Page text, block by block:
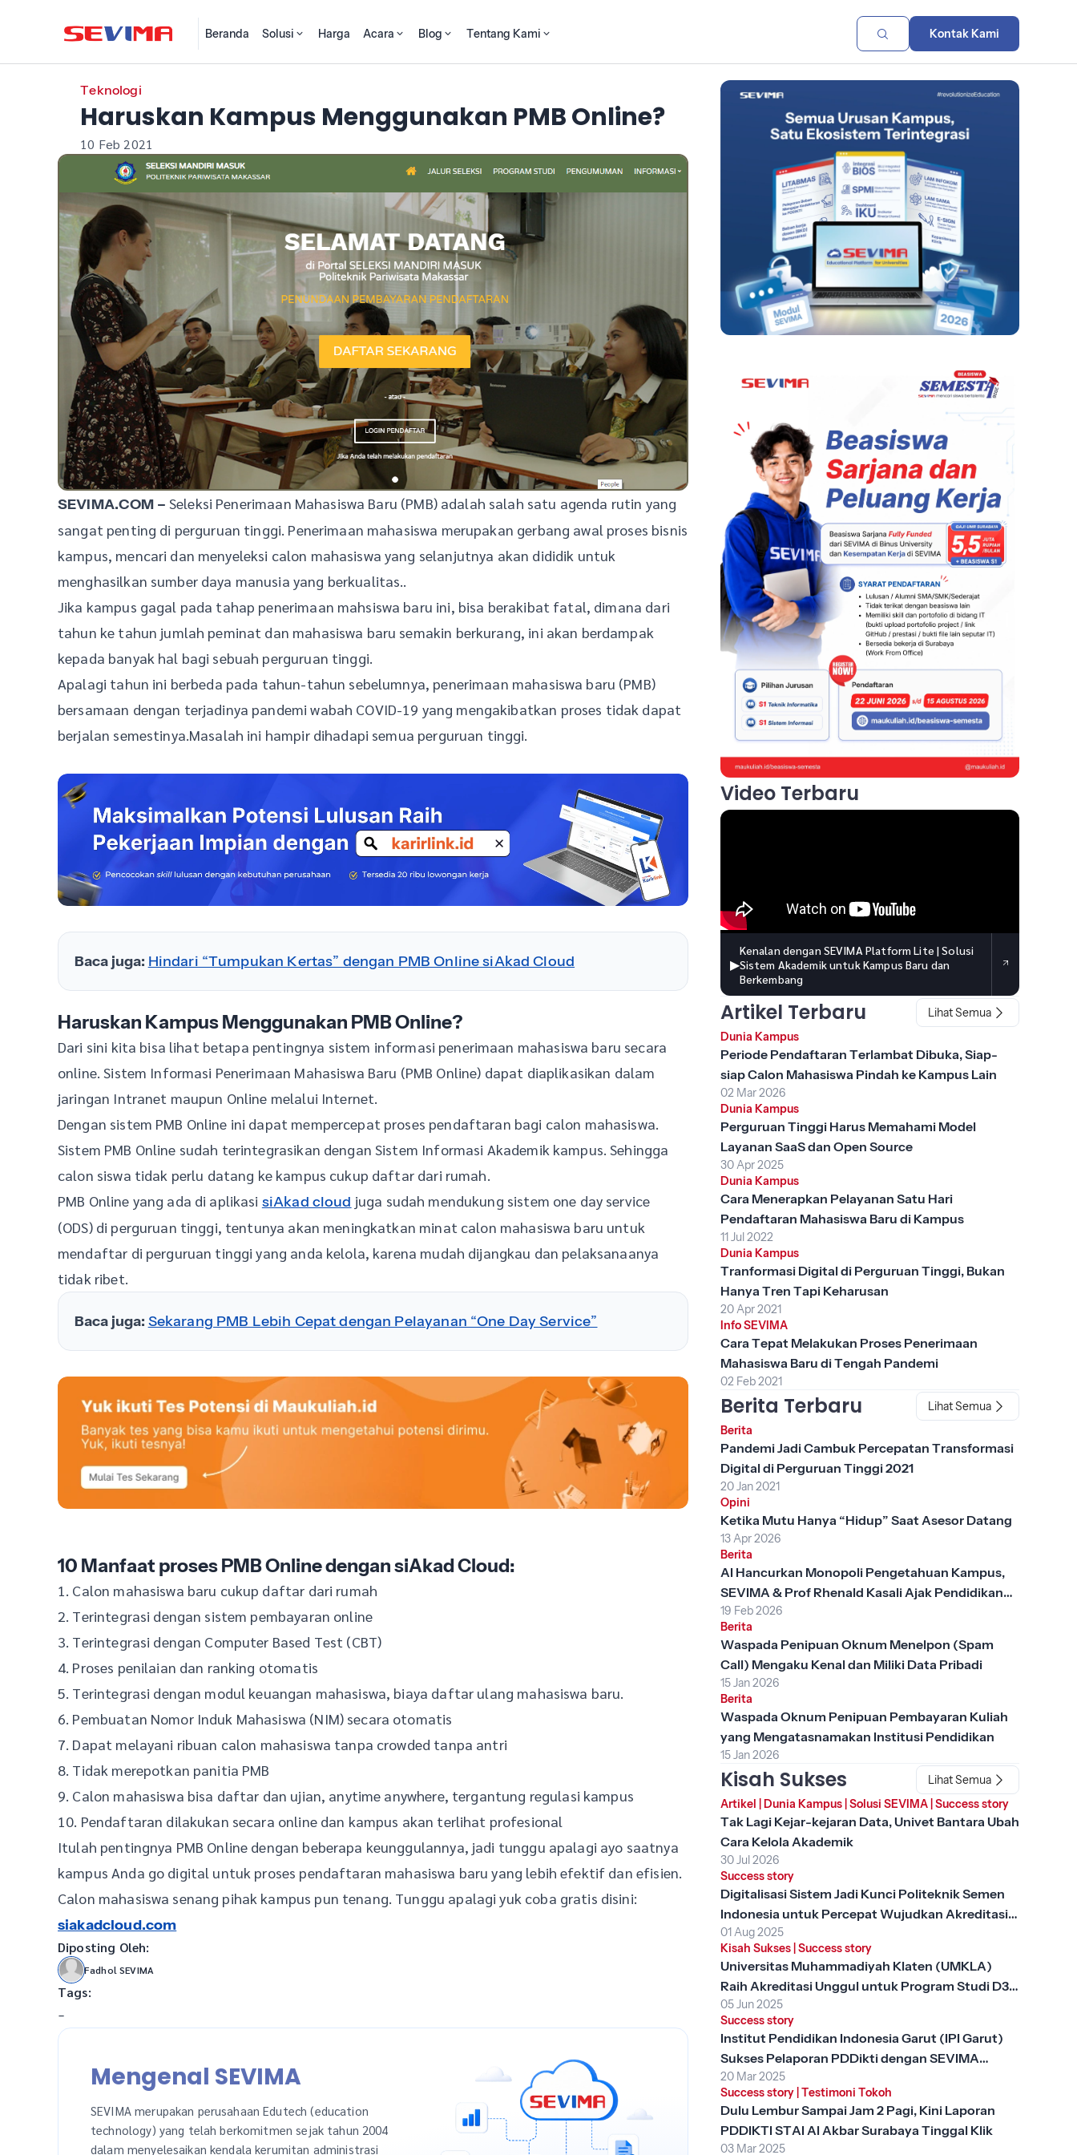
Beranda Solusi Harga Acara Blog Tentang Kami Kontak Kami
Teknologi
Haruskan Kampus Menggunakan PMB Online?
10 Feb 2021
SEVIMA.COM – Seleksi Penerimaan Mahasiswa Baru (PMB) adalah salah satu agenda rutin yang
sangat penting di perguruan tinggi. Penerimaan mahasiswa merupakan gerbang awal proses bisnis
kampus, mencari dan menyeleksi calon mahasiswa yang selanjutnya akan dididik untuk
menghasilkan sumber daya manusia yang berkualitas..
Jika kampus gagal pada tahap penerimaan mahsiswa baru ini, bisa berakibat fatal, dimana dari
tahun ke tahun jumlah peminat dan mahasiswa baru semakin berkurang, ini akan berdampak
kepada banyak hal bagi sebuah perguruan tinggi.
Apalagi tahun ini berbeda pada tahun-tahun sebelumnya, penerimaan mahasiswa baru (PMB)
bersamaan dengan terjadinya pandemi wabah COVID-19 yang mengakibatkan proses tidak dapat
berjalan semestinya.Masalah ini hampir dihadapi semua perguruan tinggi.
Baca juga: Hindari “Tumpukan Kertas” dengan PMB Online siAkad Cloud
Haruskan Kampus Menggunakan PMB Online?
Dari sini kita bisa lihat betapa pentingnya sistem informasi penerimaan mahasiswa baru secara
online. Sistem Informasi Penerimaan Mahasiswa Baru (PMB Online) dapat diaplikasikan dalam
jaringan Intranet maupun Online melalui Internet.
Dengan sistem PMB Online ini dapat mempercepat proses pendaftaran bagi calon mahasiswa.
Sistem PMB Online sudah terintegrasikan dengan Sistem Informasi Akademik kampus. Sehingga
calon siswa tidak perlu datang ke kampus cukup daftar dari rumah.
PMB Online yang ada di aplikasi siAkad cloud juga sudah mendukung sistem one day service
(ODS) di perguruan tinggi, tentunya akan meningkatkan minat calon mahasiswa baru untuk
mendaftar di perguruan tinggi yang anda kelola, karena mudah dijangkau dan pelaksanaanya
tidak ribet.
Baca juga: Sekarang PMB Lebih Cepat dengan Pelayanan “One Day Service”
10 Manfaat proses PMB Online dengan siAkad Cloud:
1. Calon mahasiswa baru cukup daftar dari rumah
2. Terintegrasi dengan sistem pembayaran online
3. Terintegrasi dengan Computer Based Test (CBT)
4. Proses penilaian dan ranking otomatis
5. Terintegrasi dengan modul keuangan mahasiswa, biaya daftar ulang mahasiswa baru.
6. Pembuatan Nomor Induk Mahasiswa (NIM) secara otomatis
7. Dapat melayani ribuan calon mahasiswa tanpa crowded tanpa antri
8. Tidak merepotkan panitia PMB
9. Calon mahasiswa bisa daftar dan ujian, anytime anywhere, tergantung regulasi kampus
10. Pendaftaran dilakukan secara online dan kampus akan terlihat profesional
Itulah pentingnya PMB Online dengan beberapa keunggulannya, jadi tunggu apalagi ayo saatnya
kampus Anda go digital untuk proses pendaftaran mahasiswa baru yang lebih efektif dan efisien.
Calon mahasiswa senang pihak kampus pun tenang. Tunggu apalagi yuk coba gratis disini:
siakadcloud.com
Diposting Oleh:
Fadhol SEVIMA
Tags:
-
Mengenal SEVIMA
SEVIMA merupakan perusahaan Edutech (education
technology) yang telah berkomitmen sejak tahun 2004
dalam menyelesaikan kendala kerumitan administrasi
Video Terbaru
▶
Kenalan dengan SEVIMA Platform Lite | Solusi
Sistem Akademik untuk Kampus Baru dan
Berkembang
Artikel Terbaru
Lihat Semua
Dunia Kampus
Periode Pendaftaran Terlambat Dibuka, Siap-
siap Calon Mahasiswa Pindah ke Kampus Lain
02 Mar 2026
Dunia Kampus
Perguruan Tinggi Harus Memahami Model
Layanan SaaS dan Open Source
30 Apr 2025
Dunia Kampus
Cara Menerapkan Pelayanan Satu Hari
Pendaftaran Mahasiswa Baru di Kampus
11 Jul 2022
Dunia Kampus
Tranformasi Digital di Perguruan Tinggi, Bukan
Hanya Tren Tapi Keharusan
20 Apr 2021
Info SEVIMA
Cara Tepat Melakukan Proses Penerimaan
Mahasiswa Baru di Tengah Pandemi
02 Feb 2021
Berita Terbaru
Lihat Semua
Berita
Pandemi Jadi Cambuk Percepatan Transformasi
Digital di Perguruan Tinggi 2021
20 Jan 2021
Opini
Ketika Mutu Hanya “Hidup” Saat Asesor Datang
13 Apr 2026
Berita
AI Hancurkan Monopoli Pengetahuan Kampus,
SEVIMA & Prof Rhenald Kasali Ajak Pendidikan
Tinggi Berubah
19 Feb 2026
Berita
Waspada Penipuan Oknum Menelpon (Spam
Call) Mengaku Kenal dan Miliki Data Pribadi
15 Jan 2026
Berita
Waspada Oknum Penipuan Pembayaran Kuliah
yang Mengatasnamakan Institusi Pendidikan
15 Jan 2026
Kisah Sukses
Lihat Semua
Artikel Dunia Kampus| Solusi SEVIMA| Success story
Tak Lagi Kejar-kejaran Data, Univet Bantara Ubah
Cara Kelola Akademik
30 Jul 2026
Success story
Digitalisasi Sistem Jadi Kunci Politeknik Semen
Indonesia untuk Percepat Wujudkan Akreditasi
Unggul
01 Aug 2025
Kisah Sukses| Success story
Universitas Muhammadiyah Klaten (UMKLA)
Raih Akreditasi Unggul untuk Program Studi D3
Keperawatan dengan SEVIMA Platform
05 Jun 2025
Success story
Institut Pendidikan Indonesia Garut (IPI Garut)
Sukses Pelaporan PDDikti dengan SEVIMA
Platform
20 Mar 2025
Success story| Testimoni Tokoh
Dulu Lembur Sampai Jam 2 Pagi, Kini Laporan
PDDIKTI STAI Al Akbar Surabaya Tinggal Klik
03 Mar 2025